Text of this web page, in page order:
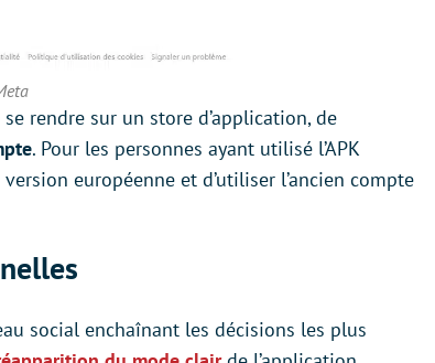
rendre sur un store d’application, de
. Pour les personnes ayant utilisé l’APK
européenne et d’utiliser l’ancien compte
social enchaînant les décisions les plus